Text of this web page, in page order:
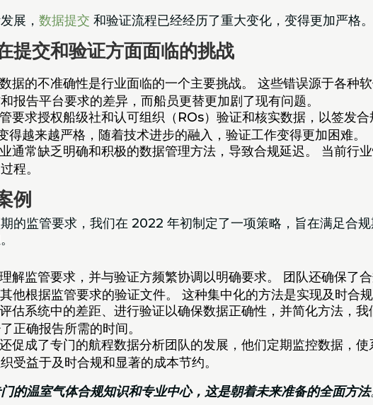
展，数据提交 和验证流程已经经历了重大变化，变得更加严格。
提交和验证方面面临的挑战
数据的不准确性是行业面临的一个主要挑战。 这些错误源于各种
报告平台要求的差异，而船员更替更加剧了现有问题。
要求授权船级社和认可组织（ROs）验证和核实数据，以签发
得越来越严格，随着技术进步的融入，验证工作变得更加困难。
业通常缺乏明确和积极的数据管理方法，导致合规延迟。 当前行
程。
例
的监管要求，我们在 2022 年初制定了一项策略，旨在满足合
解监管要求，并与验证方频繁协调以明确要求。 团队还确保了
他根据监管要求的验证文件。 这种集中化的方法是实现及时合规
估系统中的差距、进行验证以确保数据正确性，并简化方法，
正确报告所需的时间。
促成了专门的航程数据分析团队的发展，他们定期监控数据，
受益于及时合规和显著的成本节约。
的温室气体合规知识和专业中心，这是朝着未来准备的全面方法